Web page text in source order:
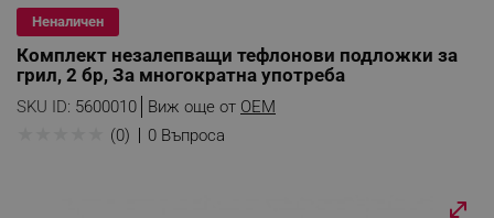
Неналичен
Комплект незалепващи тефлонови подложки за
грил, 2 бр, За многократна употреба
SKU ID: 5600010 Виж още от OEM
(0) 0 Въпроса